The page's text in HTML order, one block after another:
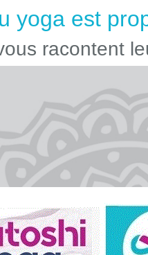
yoga est
racontent